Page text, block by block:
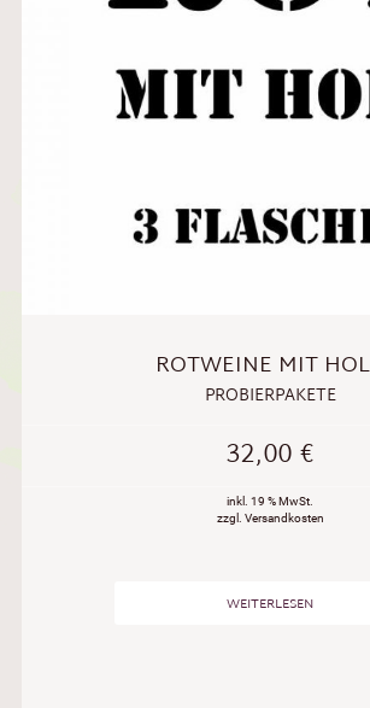
ROTWEINE MIT
PROBIERPAKETE
32,00€
inkl. 19 % MwSt.
zzgl. Versandkosten
WEITERLESEN